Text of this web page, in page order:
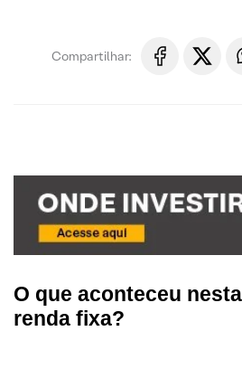
Compartilhar:
O que aconteceu
renda fixa?